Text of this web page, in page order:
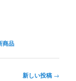
商品
新しい投稿 →